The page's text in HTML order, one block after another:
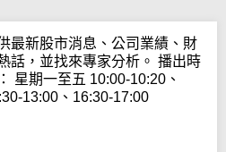
最新股市消息、公司業績、財
話，並找來專家分析。 播出時
星期一至五 10:00-10:20、
13:00、16:30-17:00